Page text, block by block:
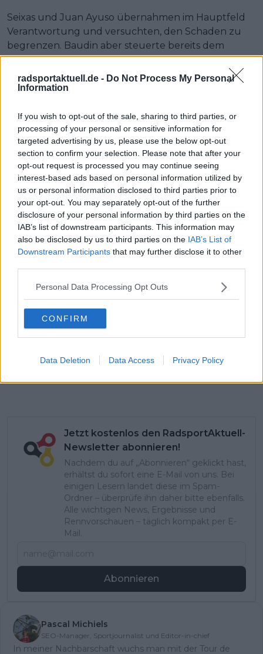
radsportaktuell.de - Do Not Process My Personal
Information
If you wish to opt-out of the sale, sharing to third parties, or
processing of your personal or sensitive information for
targeted advertising by us, please use the below opt-out
section to confirm your selection. Please note that after your
opt-out request is processed you may continue seeing
interest-based ads based on personal information utilized by
us or personal information disclosed to third parties prior to
your opt-out. You may separately opt-out of the further
disclosure of your personal information by third parties on the
IAB’s list of downstream participants. This information may
also be disclosed by us to third parties on the IAB’s List of
Downstream Participants that may further disclose it to other
Personal Data Processing Opt Outs
CONFIRM
Data Deletion Data Access Privacy Policy
Seixas und Juan Ayuso übernahmen im Hauptfeld
Verantwortung und versuchten, den Schaden zu
begrenzen. Baudin aber steuerte bereits dem
Schlusskilometer entgegen und durfte glauben.
Zwei Kilometer vor dem Ziel hielt er noch 50
Sekunden auf die Verfolgergruppe und 1:17 auf das
Die Straße stieg bis ins Ziel weiter an, doch Baudin
hatte genug Reserven. Nach einem einsamen Finale
über den letzten Hügel vollendete er in Saint-Ismier
seinen Coup. Sieg aus der frühen Flucht und erstes
Führungs­trikot der Tour Auvergne-Rhône-Alpes
2026.
Jetzt kostenlos den RadsportAktuell-
Newsletter abonnieren!
Nachdem du auf „Abonnieren“ geklickt hast,
erhältst du sofort eine E-Mail von uns. Bei
einigen Lesern landet diese im Spam-
Ordner – überprüfe ihn daher bitte ebenfalls.
Alle wichtigen News, Ergebnisse und
Rennvorschauen – täglich kompakt per E-
Mail.
Abonnieren
Pascal Michiels
SEO-Manager, Sportjournalist und Editor-in-chief
In meiner Nachbarschaft wuchs man mit der Tour de